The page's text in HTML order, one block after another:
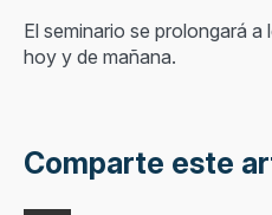
El seminario se prolongará a
hoy y de mañana.
Comparte este